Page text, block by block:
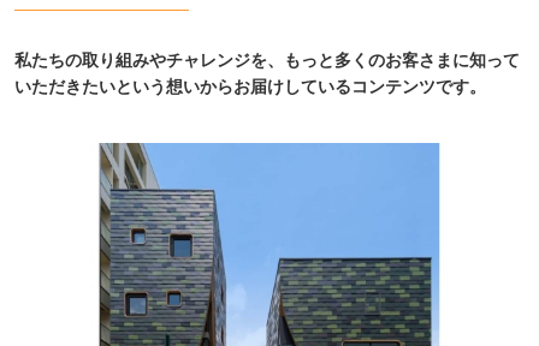
私たちの取り組みやチャレンジを、もっと多くのお客さまに知って
いただきたいという想いからお届けしているコンテンツです。